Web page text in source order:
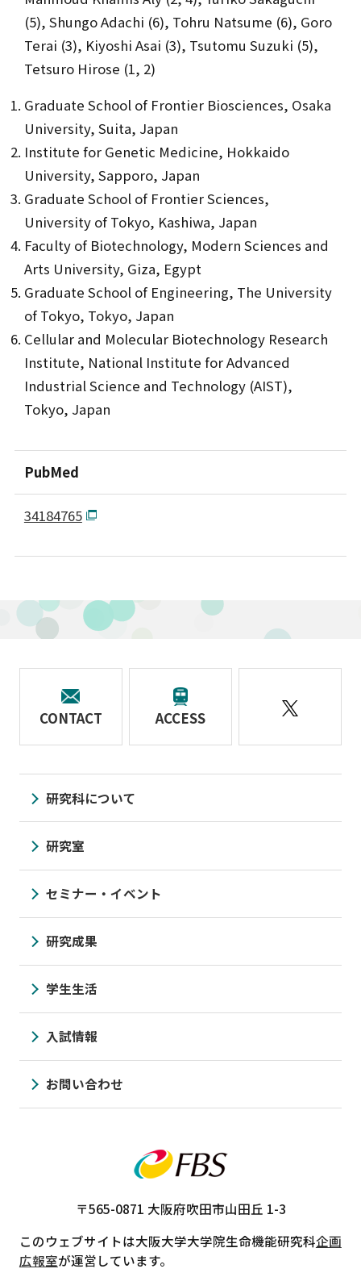
(5), Shungo Adachi (6), Tohru Natsume (6), Goro
Terai (3), Kiyoshi Asai (3), Tsutomu Suzuki (5),
Tetsuro Hirose (1, 2)
Graduate School of Frontier Biosciences, Osaka
University, Suita, Japan
Institute for Genetic Medicine, Hokkaido
University, Sapporo, Japan
Graduate School of Frontier Sciences,
University of Tokyo, Kashiwa, Japan
Faculty of Biotechnology, Modern Sciences and
Arts University, Giza, Egypt
Graduate School of Engineering, The University
of Tokyo, Tokyo, Japan
Cellular and Molecular Biotechnology Research
Institute, National Institute for Advanced
Industrial Science and Technology (AIST),
Tokyo, Japan
PubMed
34184765
CONTACT ACCESS
〒565-0871 大阪府吹田市山田丘 1-3
このウェブサイトは大阪大学大学院生命機能研究科企画
広報室が運営しています。
研究科について
研究室
セミナー・イベント
研究成果
学生生活
入試情報
お問い合わせ